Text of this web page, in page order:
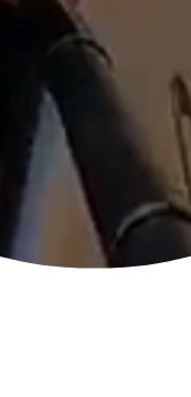
available during
Harbour is only
suitable tidal and
tides, strong winds
weather, access to
always be
prevent us
lagoon safely, your
to one of the